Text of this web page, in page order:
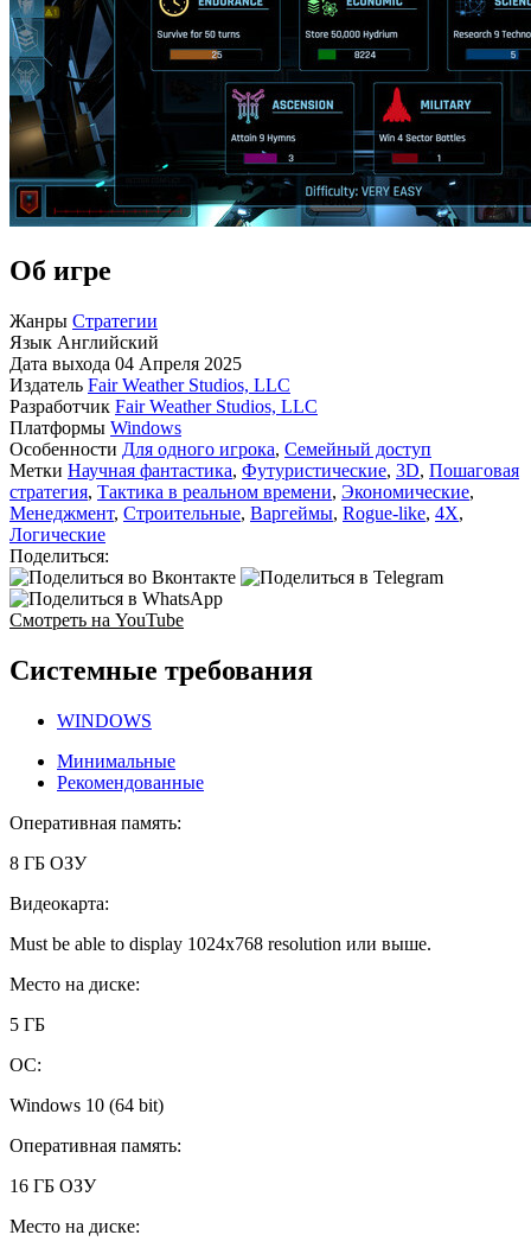
Об игре
Жанры Стратегии
Язык Английский
Дата выхода 04 Апреля 2025
Издатель Fair Weather Studios, LLC
Разработчик Fair Weather Studios, LLC
Платформы Windows
Особенности Для одного игрока, Семейный доступ
Метки Научная фантастика, Футуристические, 3D, Пошаговая
стратегия, Тактика в реальном времени, Экономические,
Менеджмент, Строительные, Варгеймы, Rogue-like, 4X,
Логические
Поделиться:
Смотреть на YouTube
Системные требования
WINDOWS
Минимальные
Рекомендованные
Оперативная память:
8 ГБ ОЗУ
Видеокарта:
Must be able to display 1024x768 resolution или выше.
Место на диске:
5 ГБ
ОС:
Windows 10 (64 bit)
Оперативная память:
16 ГБ ОЗУ
Место на диске: